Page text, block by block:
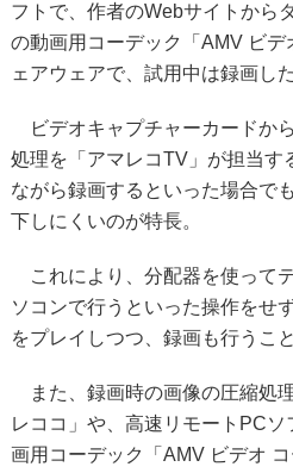
フトで、作者のWebサイトから
の動画用コーデック「AMV ビ
ェアウェアで、試用中は録画し
ビデオキャプチャーカードか
処理を「アマレコTV」が担当す
ながら録画するといった場合で
下しにくいのが特長。
これにより、分配器を使って
ソコンで行うといった操作をせ
をプレイしつつ、録画も行うこ
また、録画時の画像の圧縮処
レココ」や、高速リモートPC
画用コーデック「AMV ビデオ